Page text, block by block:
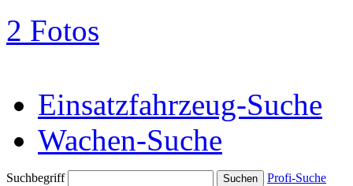
2 Fotos
Einsatzfahrzeug-Suche
Wachen-Suche
Suchbegriff
Profi-Suche